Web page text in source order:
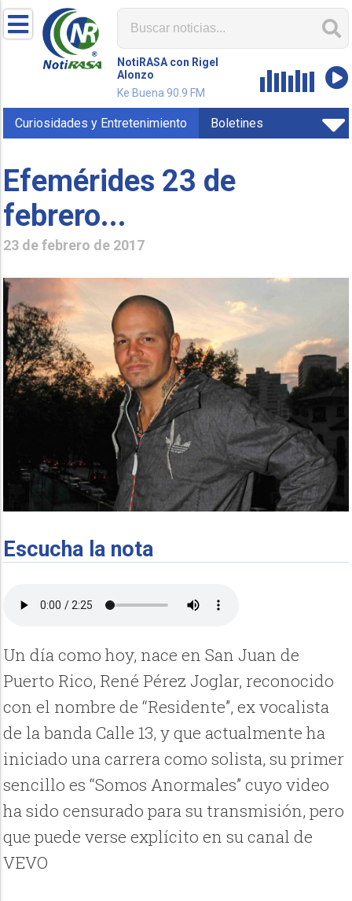
NotiRASA con Rigel
Alonzo
Ke Buena 90.9 FM
Curiosidades y Entretenimiento Boletines
Efemérides 23 de
febrero...
23 de febrero de 2017
Escucha la nota
Un día como hoy, nace en San Juan de
Puerto Rico, René Pérez Joglar, reconocido
con el nombre de “Residente”, ex vocalista
de la banda Calle 13, y que actualmente ha
iniciado una carrera como solista, su primer
sencillo es “Somos Anormales” cuyo video
ha sido censurado para su transmisión, pero
que puede verse explícito en su canal de
VEVO